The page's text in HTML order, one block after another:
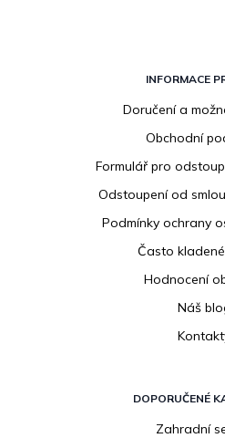
INFORMACE
Doručení a
Obchodní
Formulář pro
Odstoupení od
Podmínky ochrany
Často
Hodnocení
Náš
DOPORUČENÉ
Zahradní